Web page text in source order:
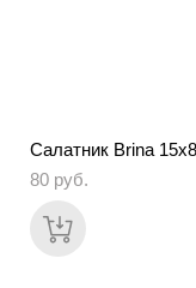
Салатник Brina
80 pуб.